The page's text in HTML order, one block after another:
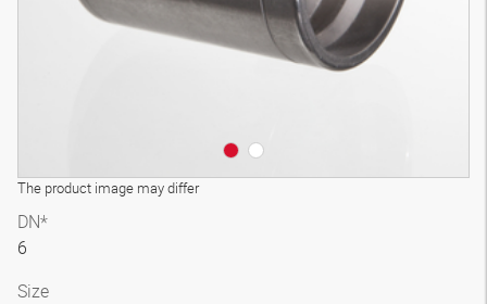
The product image may differ
DN*
6
Size